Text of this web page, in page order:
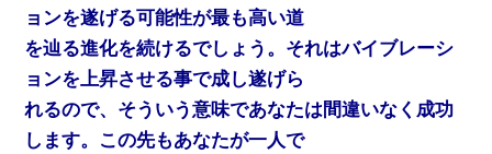
ョンを遂げる可能性が最も高い道
を辿る進化を続けるでしょう。それはバイブレーシ
ョンを上昇させる事で成し遂げら
れるので、そういう意味であなたは間違いなく成功
します。この先もあなたが一人で